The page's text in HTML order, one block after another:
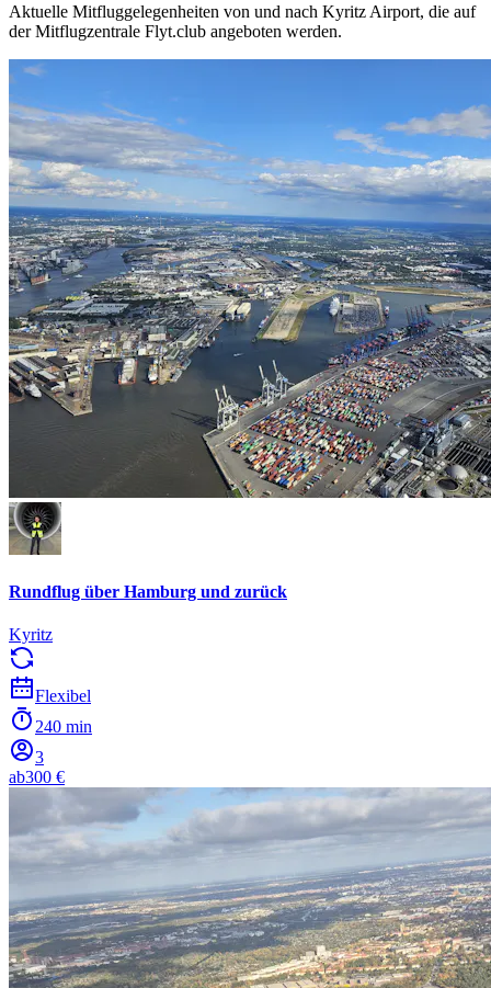
Aktuelle Mitfluggelegenheiten von und nach Kyritz Airport, die auf
der Mitflugzentrale Flyt.club angeboten werden.
Rundflug über Hamburg und zurück
Kyritz
Flexibel
240 min
3
ab300 €